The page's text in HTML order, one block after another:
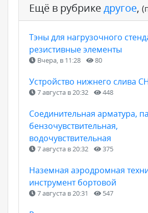
Ещё в рубрикедругое,
Тэны для нагрузочного
резистивные элементы
Вчера, в 11:28 80
Устройство нижнего слива
7 августа в 20:32 448
Соединительная арматура,
бензочувствительная,
водочувствительная
7 августа в 20:32 375
Наземная аэродромная
инструмент бортовой
7 августа в 20:31 547